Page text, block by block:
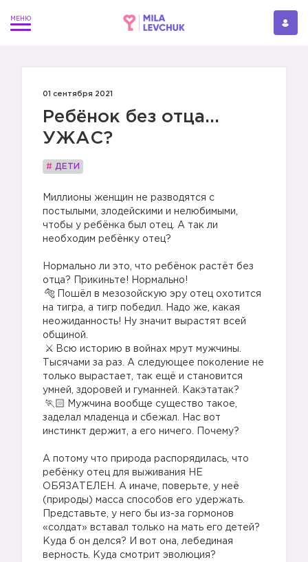
01 сентября 2021
Ребёнок без отца...
УЖАС?
# ДЕТИ
Миллионы женщин не разводятся с
постылыми, злодейскими и нелюбимыми,
чтобы у ребёнка был отец. А так ли
необходим ребёнку отец?
Нормально ли это, что ребёнок растёт без
отца? Прикиньте! Нормально!
Пошёл в мезозойскую эру отец охотится
на тигра, а тигр победил. Надо же, какая
неожиданность! Ну значит вырастят всей
общиной.
Всю историю в войнах мрут мужчины.
Тысячами за раз. А следующее поколение не
только вырастает, так ещё и становится
умней, здоровей и гуманней. Какэтатак?
Мужчина вообще существо такое,
заделал младенца и сбежал. Нас вот
инстинкт держит, а его ничего. Почему?
А потому что природа распорядилась, что
ребёнку отец для выживания НЕ
ОБЯЗАТЕЛЕН. А иначе, поверьте, у неё
(природы) масса способов его удержать.
Представьте, у него бы из-за гормонов
«солдат» вставал только на мать его детей?
Куда б он делся? И вот она, лебединая
верность. Куда смотрит эволюция?